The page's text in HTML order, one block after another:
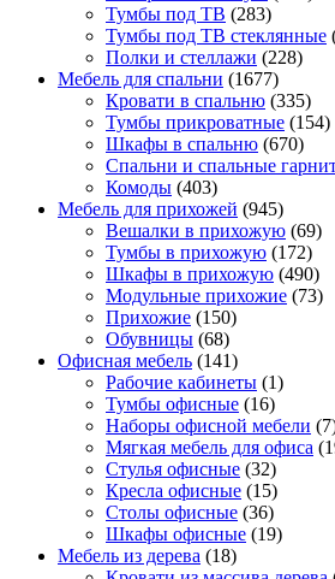
Тумбы под ТВ (283)
Тумбы под ТВ стеклянные
Полки и стеллажи (228)
Мебель для спальни (1677)
Кровати в спальню (335)
Тумбы прикроватные (154)
Шкафы в спальню (670)
Спальни и спальные
Комоды (403)
Мебель для прихожей (945)
Вешалки в прихожую (69)
Тумбы в прихожую (172)
Шкафы в прихожую (490)
Модульные прихожие (73)
Прихожие (150)
Обувницы (68)
Офисная мебель (141)
Рабочие кабинеты (1)
Тумбы офисные (16)
Наборы офисной мебели
Мягкая мебель для офиса
Стулья офисные (32)
Кресла офисные (15)
Столы офисные (36)
Шкафы офисные (19)
Мебель из дерева (18)